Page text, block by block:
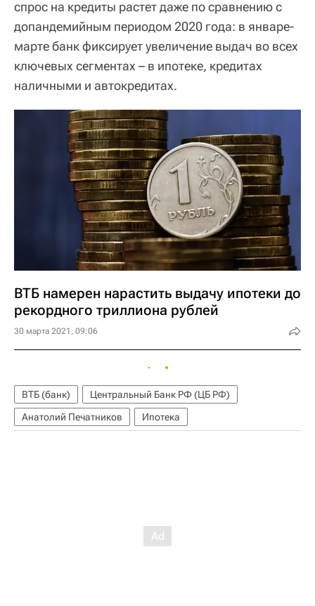
спрос на кредиты растет даже по сравнению с
допандемийным периодом 2020 года: в январе-
марте банк фиксирует увеличение выдач во всех
ключевых сегментах – в ипотеке, кредитах
наличными и автокредитах.
ВТБ намерен нарастить выдачу ипотеки до
рекордного триллиона рублей
30 марта 2021, 09:06
ВТБ (банк)
Центральный Банк РФ (ЦБ РФ)
Анатолий Печатников
Ипотека